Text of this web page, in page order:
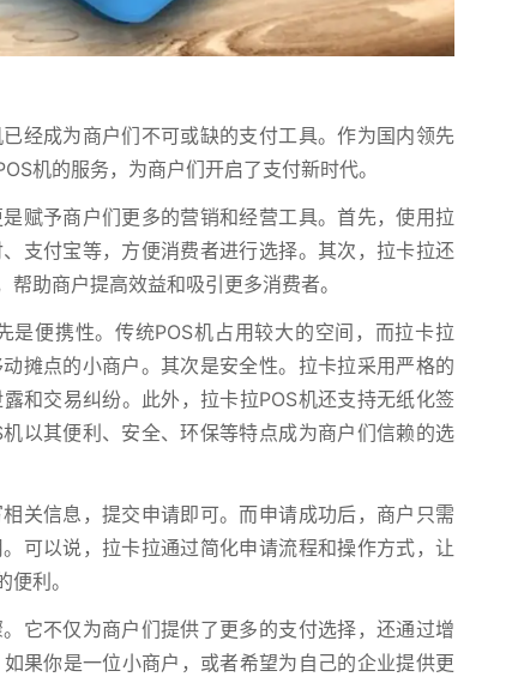
经成为商户们不可或缺的支付工具。作为国内领先
机的服务，为商户们开启了支付新时代。
赋予商户们更多的营销和经营工具。首先，使用拉
支付宝等，方便消费者进行选择。其次，拉卡拉还
助商户提高效益和吸引更多消费者。
是便携性。传统POS机占用较大的空间，而拉卡拉
摊点的小商户。其次是安全性。拉卡拉采用严格的
和交易纠纷。此外，拉卡拉POS机还支持无纸化签
以其便利、安全、环保等特点成为商户们信赖的选
关信息，提交申请即可。而申请成功后，商户只需
可以说，拉卡拉通过简化申请流程和操作方式，让
利。
它不仅为商户们提供了更多的支付选择，还通过增
果你是一位小商户，或者希望为自己的企业提供更